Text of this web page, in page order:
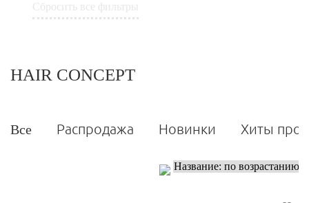
Сбросить все фильтры
HAIR CONCEPT
Все Распродажа Новинки Хиты